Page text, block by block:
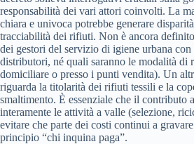
responsabilità dei vari attori coinvolti. La
chiara e univoca potrebbe generare
tracciabilità dei rifiuti. Non è ancora
dei gestori del servizio di igiene urbana
distributori, né quali saranno le modalità di
domiciliare o presso i punti vendita). Un
riguarda la titolarità dei rifiuti tessili e la
smaltimento. È essenziale che il contributo
interamente le attività a valle (selezione,
evitare che parte dei costi continui a
principio “chi inquina paga”.